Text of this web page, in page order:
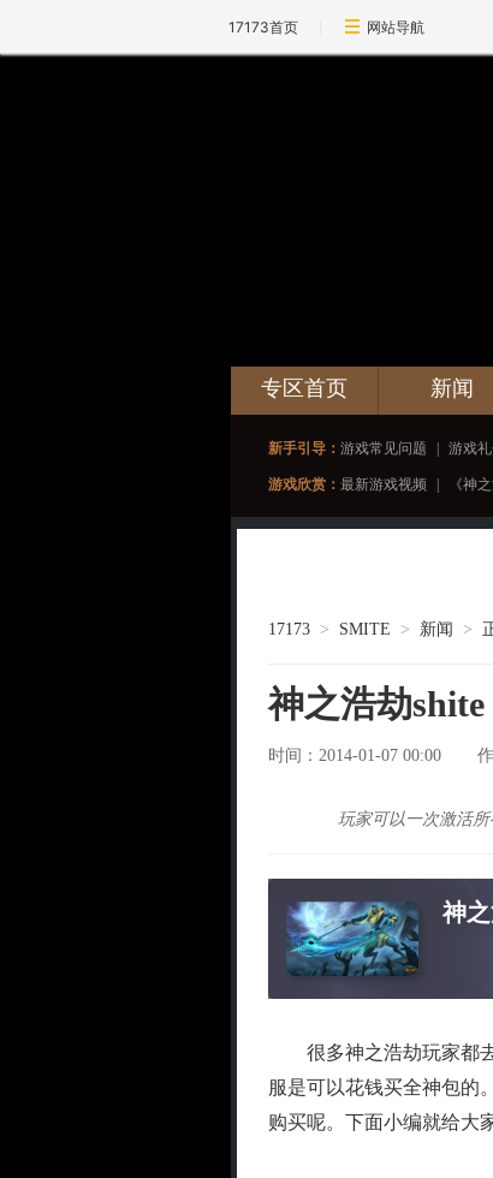
17173首页 网站导航
专区首页 新闻
新手引导： 游戏常见问题 游戏
游戏欣赏： 最新游戏视频 《神
17173 > SMITE > 新闻 >
神之浩劫
时间：2014-01-07 00:00
玩家可以一次激活
神
很多神之浩劫玩家都去
服是可以花钱买全神包的
购买呢。下面小编就给大